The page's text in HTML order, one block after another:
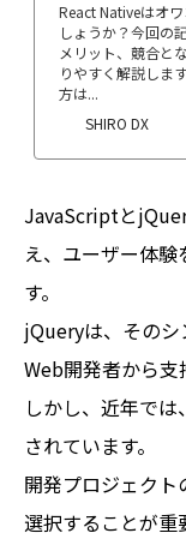
React Nativeはオ
しょうか？今回の
メリット、競合と
りやすく解説しま
方は...
SHIRO DX
JavaScriptと
え、ユーザー体
す。
jQueryは、その
Web開発者から支
しかし、近年で
されています。
開発プロジェク
選択することが重